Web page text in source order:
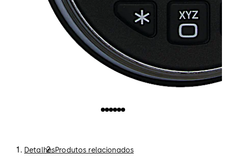
DetalhesProdutos relacionados